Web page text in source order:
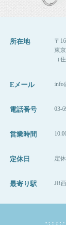
所在地
〒
東
（
Eメール
電話番号 03-
営業時間
定休日 定
最寄り駅 JR